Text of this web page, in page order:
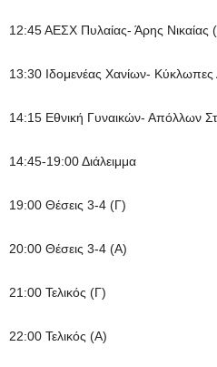
12:45 ΑΕΣΧ Πυλαίας- Άρης Νικαίας
13:30 Ιδομενέας Χανίων-
14:15 Εθνική Γυναικών- Απόλλων
14:45-19:00 Διάλειμμα
19:00 Θέσεις 3-4 (Γ)
20:00 Θέσεις 3-4 (Α)
21:00 Τελικός (Γ)
22:00 Τελικός (Α)